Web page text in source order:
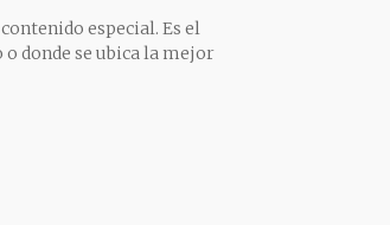
especial. Es el
donde se ubica la mejor